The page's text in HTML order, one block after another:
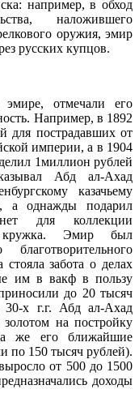
например, в обход
наложившего
оружия, эмир
русских купцов.
отмечали его
Например, в 1892
для пострадавших от
империи, а в 1904
1миллион рублей
Абд ал-Ахад
казачьему
а однажды подарил
для коллекции
кружка. Эмир был
забота о делах
им в вакф в пользу
до 20 тысяч
30-х г.г. Абд ал-Ахад
на постройку
же его ближайшие
по 150 тысяч рублей).
от 500 до 1500
доходы